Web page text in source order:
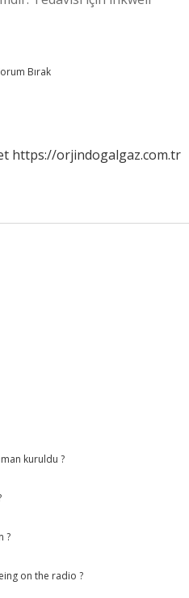
Bırak
https://orjindogalgaz.com.tr
kuruldu ?
?
on the radio ?